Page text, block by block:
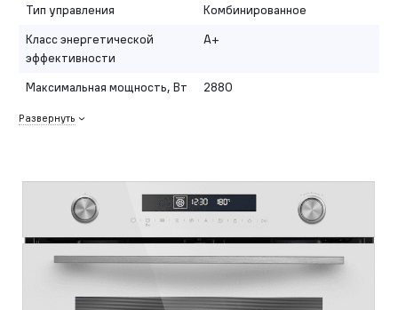
Тип управления
Комбинированное
Класс энергетической
эффективности
A+
Максимальная мощность, Вт 2880
Развернуть